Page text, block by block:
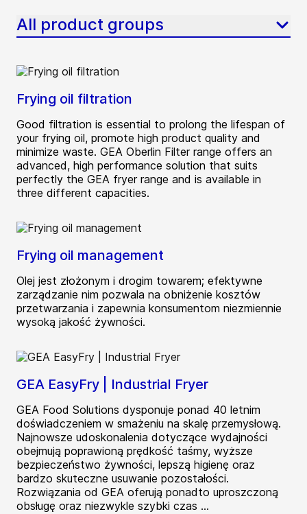
All product groups
Frying oil filtration
Good filtration is essential to prolong the lifespan of
your frying oil, promote high product quality and
minimize waste. GEA Oberlin Filter range offers an
advanced, high performance solution that suits
perfectly the GEA fryer range and is available in
three different capacities.
Frying oil management
Olej jest złożonym i drogim towarem; efektywne
zarządzanie nim pozwala na obniżenie kosztów
przetwarzania i zapewnia konsumentom niezmiennie
wysoką jakość żywności.
GEA EasyFry | Industrial Fryer
GEA Food Solutions dysponuje ponad 40 letnim
doświadczeniem w smażeniu na skalę przemysłową.
Najnowsze udoskonalenia dotyczące wydajności
obejmują poprawioną prędkość taśmy, wyższe
bezpieczeństwo żywności, lepszą higienę oraz
bardzo skuteczne usuwanie pozostałości.
Rozwiązania od GEA oferują ponadto uproszczoną
obsługę oraz niezwykle szybki czas ...